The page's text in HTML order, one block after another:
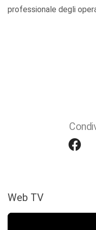
professionale degli
Web TV